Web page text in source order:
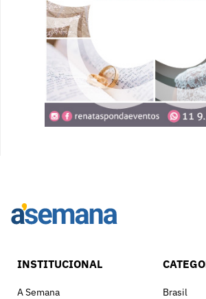
INSTITUCIONAL
A Semana
Brasil